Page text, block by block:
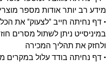
מידע רב יותר אודות מספר
• דף נחיתה חייב "לצעוק" את
במיניסייט ניתן לשתול מסרים
ולחזק את תהליך המכירה
• דף נחיתה בודד עלול במקרים